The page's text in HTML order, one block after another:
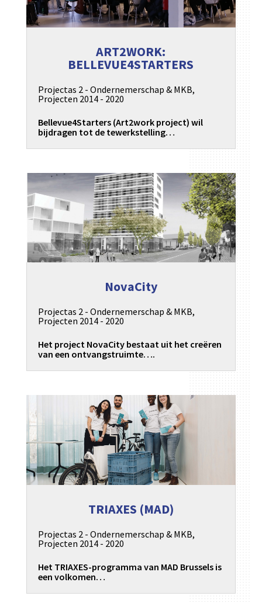
ART2WORK:
BELLEVUE4STARTERS
Projectas 2 - Ondernemerschap & MKB,
Projecten 2014 - 2020
Bellevue4Starters (Art2work project) wil
bijdragen tot de tewerkstelling…
NovaCity
Projectas 2 - Ondernemerschap & MKB,
Projecten 2014 - 2020
Het project NovaCity bestaat uit het creëren
van een ontvangstruimte….
TRIAXES (MAD)
Projectas 2 - Ondernemerschap & MKB,
Projecten 2014 - 2020
Het TRIAXES-programma van MAD Brussels is
een volkomen…